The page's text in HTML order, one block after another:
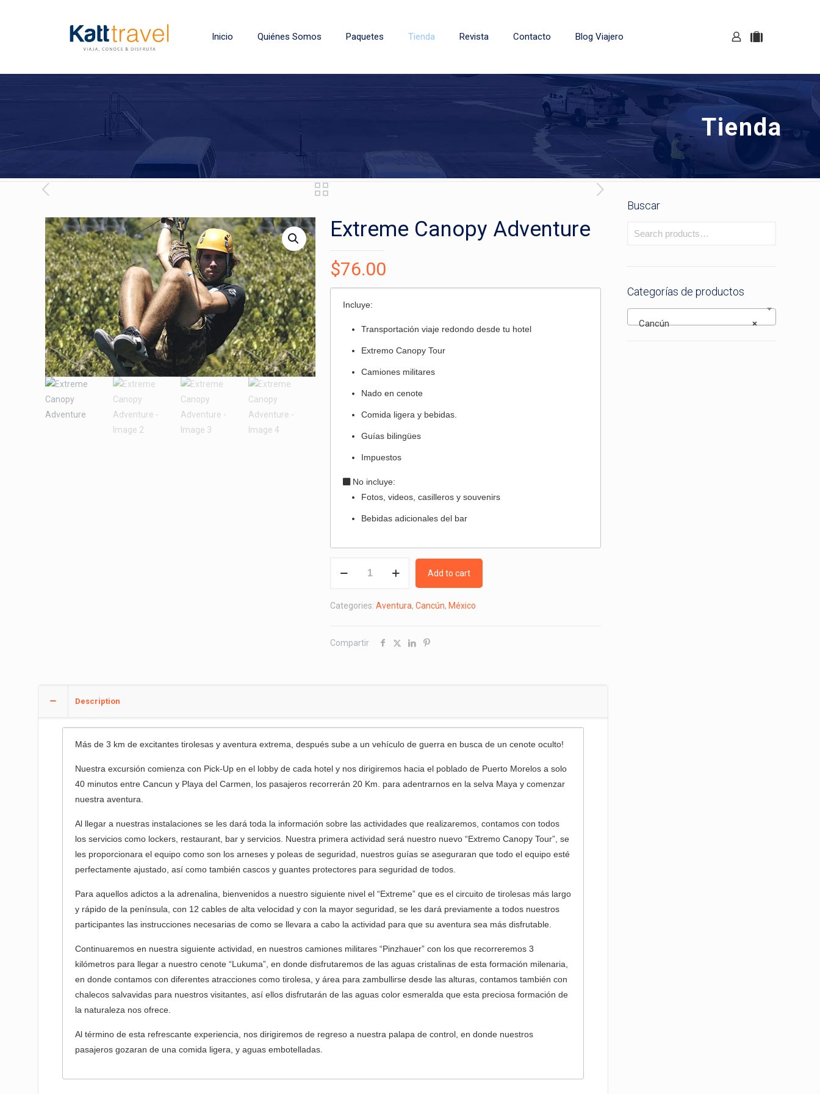
Inicio Quiénes Somos Paquetes Tienda Revista Contacto Blog Viajero
Tienda
Extreme Canopy Adventure
$76.00
Incluye:
Transportación viaje redondo desde tu hotel
Extremo Canopy Tour
Camiones militares
Nado en cenote
Comida ligera y bebidas.
Guí­as bilingües
Impuestos
No incluye:
Fotos, videos, casilleros y souvenirs
Bebidas adicionales del bar
quantity
Add to cart
Categories:Aventura,Cancún, México
Compartir
Description
Más de 3 km de excitantes tirolesas y aventura extrema, después sube a un vehí­culo de guerra en busca de un cenote oculto!
Nuestra excursión comienza con Pick-Up en el lobby de cada hotel y nos dirigiremos hacia el poblado de Puerto Morelos a solo
40 minutos entre Cancun y Playa del Carmen, los pasajeros recorrerán 20 Km. para adentrarnos en la selva Maya y comenzar
nuestra aventura.
Al llegar a nuestras instalaciones se les dará toda la información sobre las actividades que realizaremos, contamos con todos
los servicios como lockers, restaurant, bar y servicios. Nuestra primera actividad será nuestro nuevo “Extremo Canopy Tour”, se
les proporcionara el equipo como son los arneses y poleas de seguridad, nuestros guí­as se aseguraran que todo el equipo esté
perfectamente ajustado, así­ como también cascos y guantes protectores para seguridad de todos.
Para aquellos adictos a la adrenalina, bienvenidos a nuestro siguiente nivel el “Extreme” que es el circuito de tirolesas más largo
y rápido de la pení­nsula, con 12 cables de alta velocidad y con la mayor seguridad, se les dará previamente a todos nuestros
participantes las instrucciones necesarias de como se llevara a cabo la actividad para que su aventura sea más disfrutable.
Continuaremos en nuestra siguiente actividad, en nuestros camiones militares “Pinzhauer” con los que recorreremos 3
kilómetros para llegar a nuestro cenote “Lukuma”, en donde disfrutaremos de las aguas cristalinas de esta formación milenaria,
en donde contamos con diferentes atracciones como tirolesa, y área para zambullirse desde las alturas, contamos también con
chalecos salvavidas para nuestros visitantes, así­ ellos disfrutarán de las aguas color esmeralda que esta preciosa formación de
la naturaleza nos ofrece.
Al término de esta refrescante experiencia, nos dirigiremos de regreso a nuestra palapa de control, en donde nuestros
pasajeros gozaran de una comida ligera, y aguas embotelladas.
Buscar
Categorías de productos
×
Cancún